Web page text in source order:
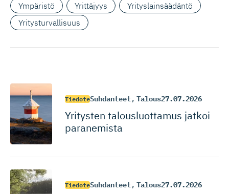
Ympäristö
Yrittäjyys
Yrityslainsäädäntö
Yritysturvallisuus
TiedoteSuhdanteet, Talous27.07.2026
Yritysten talousluottamus jatkoi
paranemista
TiedoteSuhdanteet, Talous27.07.2026